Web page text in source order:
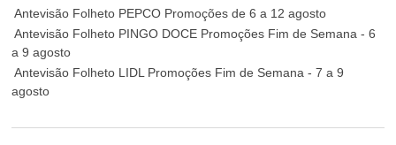
Antevisão Folheto PEPCO Promoções de 6 a 12 agosto
Antevisão Folheto PINGO DOCE Promoções Fim de Semana - 6
a 9 agosto
Antevisão Folheto LIDL Promoções Fim de Semana - 7 a 9
agosto